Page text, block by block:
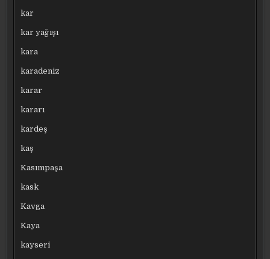
kar
kar yağışı
kara
karadeniz
karar
kararı
kardeş
kaş
Kasımpaşa
kask
Kavga
Kaya
kayseri